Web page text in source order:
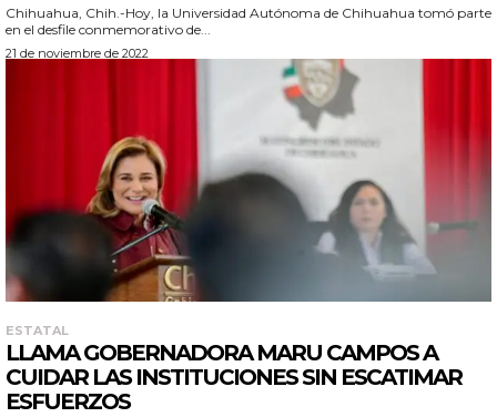
Chihuahua, Chih.-Hoy, la Universidad Autónoma de Chihuahua tomó parte
en el desfile conmemorativo de...
21 de noviembre de 2022
ESTATAL
LLAMA GOBERNADORA MARU CAMPOS A
CUIDAR LAS INSTITUCIONES SIN ESCATIMAR
ESFUERZOS